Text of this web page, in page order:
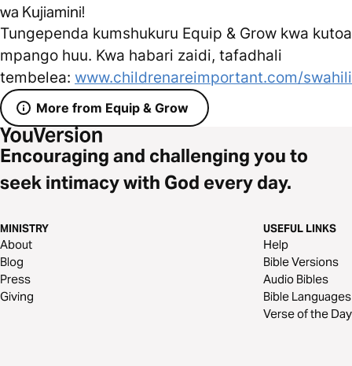
wa Kujiamini!
Tungependa kumshukuru Equip & Grow kwa kutoa
mpango huu. Kwa habari zaidi, tafadhali
tembelea: www.childrenareimportant.com/swahili
More from Equip & Grow
Encouraging and challenging you to
seek intimacy with God every day.
MINISTRY
About
Blog
Press
Giving
USEFUL LINKS
Help
Bible Versions
Audio Bibles
Bible Languages
Verse of the Day